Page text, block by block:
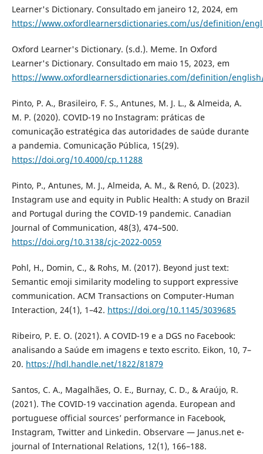
Learner's Dictionary. Consultado em janeiro 12, 2024, em
https://www.oxfordlearnersdictionaries.com/us/definition/
Oxford Learner's Dictionary. (s.d.). Meme. In Oxford
Learner's Dictionary. Consultado em maio 15, 2023, em
https://www.oxfordlearnersdictionaries.com/definition/
Pinto, P. A., Brasileiro, F. S., Antunes, M. J. L., & Almeida, A.
M. P. (2020). COVID-19 no Instagram: práticas de
comunicação estratégica das autoridades de saúde durante
a pandemia. Comunicação Pública, 15(29).
https://doi.org/10.4000/cp.11288
Pinto, P., Antunes, M. J., Almeida, A. M., & Renó, D. (2023).
Instagram use and equity in Public Health: A study on Brazil
and Portugal during the COVID-19 pandemic. Canadian
Journal of Communication, 48(3), 474–500.
https://doi.org/10.3138/cjc-2022-0059
Pohl, H., Domin, C., & Rohs, M. (2017). Beyond just text:
Semantic emoji similarity modeling to support expressive
communication. ACM Transactions on Computer-Human
Interaction, 24(1), 1–42. https://doi.org/10.1145/3039685
Ribeiro, P. E. O. (2021). A COVID-19 e a DGS no Facebook:
analisando a Saúde em imagens e texto escrito. Eikon, 10, 7–
20. https://hdl.handle.net/1822/81879
Santos, C. A., Magalhães, O. E., Burnay, C. D., & Araújo, R.
(2021). The COVID-19 vaccination agenda. European and
portuguese official sources’ performance in Facebook,
Instagram, Twitter and Linkedin. Observare — Janus.net e-
journal of International Relations, 12(1), 166–188.